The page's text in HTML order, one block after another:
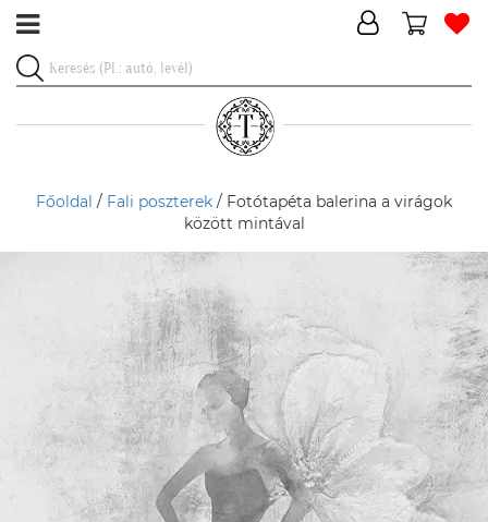
Főoldal / Fali poszterek / Fotótapéta balerina a virágok
között mintával